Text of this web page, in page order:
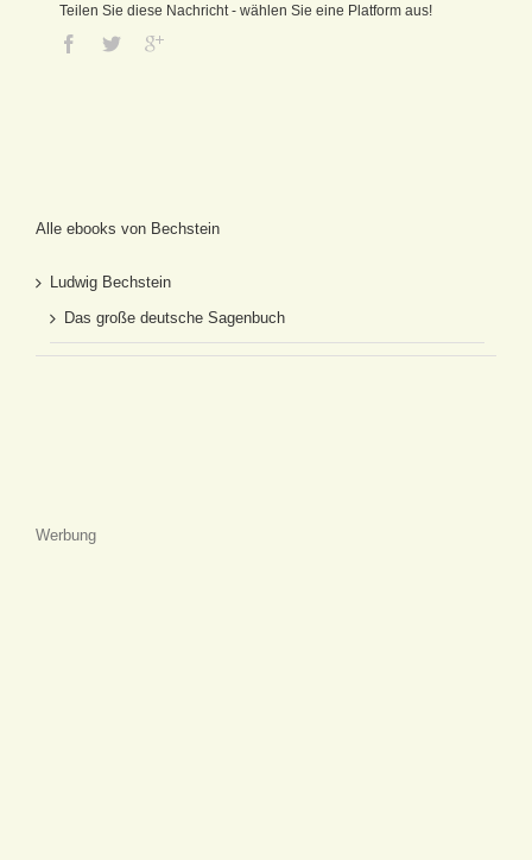
Teilen Sie diese Nachricht - wählen Sie eine Platform aus!
Alle ebooks von Bechstein
Ludwig Bechstein
Das große deutsche Sagenbuch
Werbung